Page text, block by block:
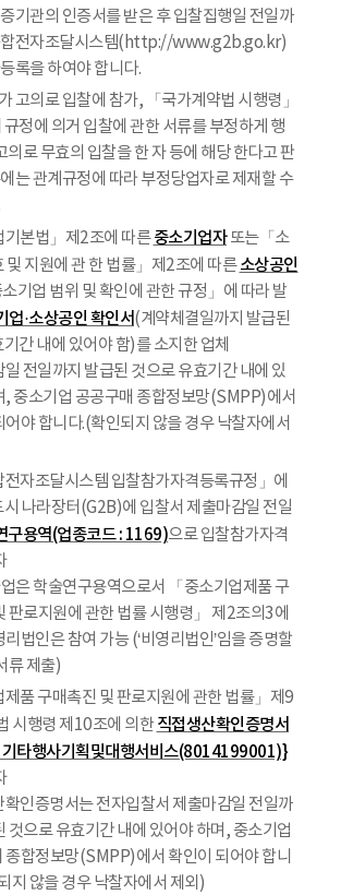
기관의 인증서를 받은 후 입찰집행일 전일까
합전자조달시스템(http://www.g2b.go.kr)
록을 하여야 합니다.
고의로 입찰에 참가, 「국가계약법 시행령」
정에 의거 입찰에 관한 서류를 부정하게 행
의로 무효의 입찰을 한 자 등에 해당 한다고 판
는 관계규정에 따라 부정당업자로 제재할 수
기본법」제2조에 따른중소기업자또는「소
및 지원에 관 한 법률」제2조에 따른소상공인
기업 범위 및 확인에 관한 규정」에 따라 발
업·소상공인 확인서(계약체결일까지 발급된
간 내에 있어야 함)를 소지한 업체
전일까지 발급된 것으로 유효기간 내에 있
, 중소기업 공공구매 종합정보망(SMPP)에서
어야 합니다.(확인되지 않을 경우 낙찰자에서
전자조달시스템 입찰참가자격등록규정」에
시 나라장터(G2B)에 입찰서 제출마감일 전일
구용역(업종코드 : 1169)으로 입찰참가자격
은 학술연구용역으로서 「중소기업제품 구
판로지원에 관한 법률 시행령」 제2조의3에
리법인은 참여 가능 (‘비영리법인’임을 증명할
류 제출)
제품 구매촉진 및 판로지원에 관한 법률」제9
시행령 제10조에 의한직접생산확인증명서
기타행사기획및대행서비스(8014199001)}
인증명서는 전자입찰서 제출마감일 전일까
것으로 유효기간 내에 있어야 하며, 중소기업
종합정보망(SMPP)에서 확인이 되어야 합니
지 않을 경우 낙찰자에서 제외)